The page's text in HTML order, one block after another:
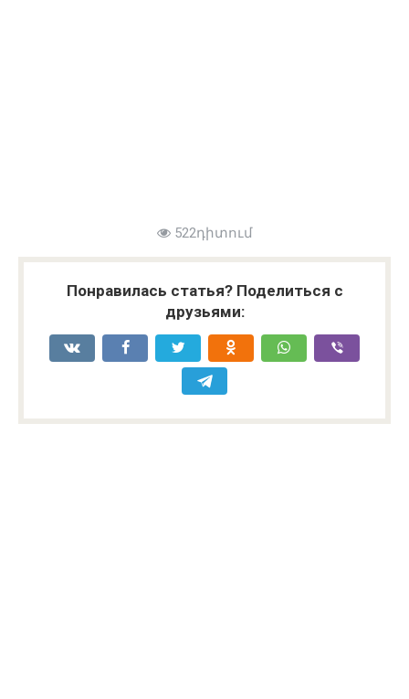
522դիտում
Понравилась статья? Поделиться с
друзьями: